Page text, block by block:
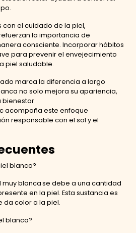
el cuidado de la piel,
la importancia de
consciente. Incorporar hábitos
para prevenir el envejecimiento
piel saludable.
marca la diferencia a largo
no solo mejora su apariencia,
bienestar
acompaña este enfoque
responsable con el sol y el
blanca?
muy blanca se debe a una cantidad
en la piel. Esta sustancia es
da color a la piel.
blanca?